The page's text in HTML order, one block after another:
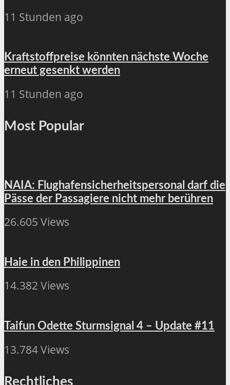
11 Stunden ago
Kraftstoffpreise könnten nächste Woche
erneut gesenkt werden
11 Stunden ago
Most Popular
NAIA: Flughafensicherheitspersonal darf die
Pässe der Passagiere nicht mehr berühren
26.605 Views
Haie in den Philippinen
14.382 Views
Taifun Odette Sturmsignal 4 – Update #11
13.784 Views
Rechtliches